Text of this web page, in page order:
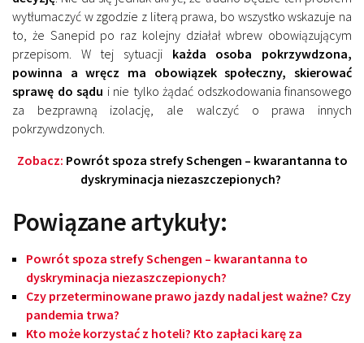
wytłumaczyć w zgodzie z literą prawa, bo wszystko wskazuje na
to, że Sanepid po raz kolejny działał wbrew obowiązującym
przepisom. W tej sytuacji każda osoba pokrzywdzona,
powinna a wręcz ma obowiązek społeczny, skierować
sprawę do sądu i nie tylko żądać odszkodowania finansowego
za bezprawną izolację, ale walczyć o prawa innych
pokrzywdzonych.
Zobacz: Powrót spoza strefy Schengen – kwarantanna to
dyskryminacja niezaszczepionych?
Powiązane artykuły:
Powrót spoza strefy Schengen – kwarantanna to
dyskryminacja niezaszczepionych?
Czy przeterminowane prawo jazdy nadal jest ważne? Czy
pandemia trwa?
Kto może korzystać z hoteli? Kto zapłaci karę za